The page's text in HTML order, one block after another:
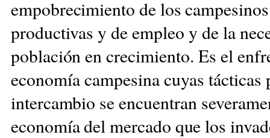
empobrecimiento de los
productivasy de empleo y de la
población encrecimiento. Es el
economía campesina cuyas
intercambio seencuentran
economía del mercado que los